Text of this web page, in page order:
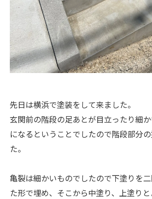
先日は横浜で塗装をして来ました。
玄関前の階段の足あとが目立ったり細
になるということでしたので階段部分
た。
亀裂は細かいものでしたので下塗りを
た形で埋め、そこから中塗り、上塗り